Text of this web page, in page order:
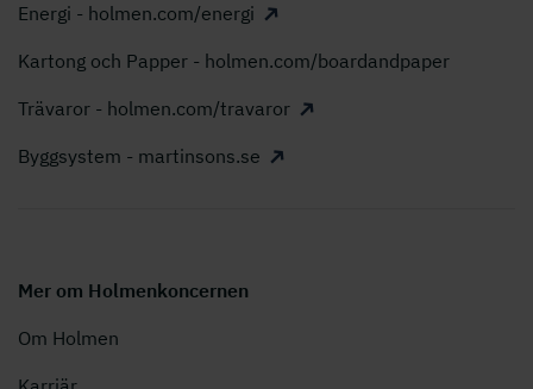
Energi - holmen.com/energi
Kartong och Papper - holmen.com/boardandpaper
Trävaror - holmen.com/travaror
Byggsystem - martinsons.se
Mer om Holmenkoncernen
Om Holmen